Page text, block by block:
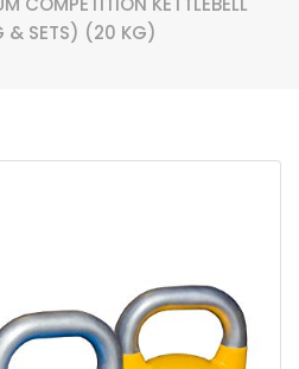
& SETS) (20 KG)